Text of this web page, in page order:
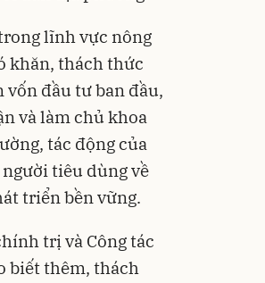
lĩnh vực nông
khăn, thách thức
đầu tư ban đầu,
và làm chủ khoa
tác động của
tiêu dùng về
triển bền vững.
trị và Công tác
biết thêm, thách